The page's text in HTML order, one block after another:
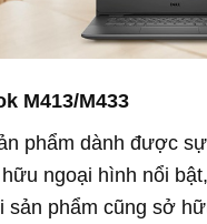
M413/M433
phẩm dành được
ngoại hình nổi
sản phẩm cũng sở